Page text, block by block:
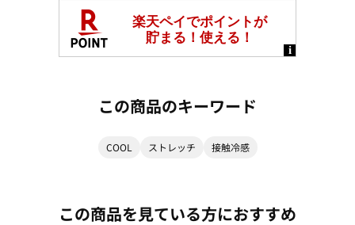
この商品のキーワード
COOL ストレッチ 接触冷感
この商品を見ている方におすすめ